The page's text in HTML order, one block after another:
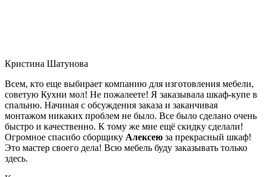
Кристина Шатунова
Всем, кто еще выбирает компанию для изготовления мебели,
советую Кухни мол! Не пожалеете! Я заказывала шкаф-купе в
спальню. Начиная с обсуждения заказа и заканчивая
монтажом никаких проблем не было. Все было сделано очень
быстро и качественно. К тому же мне ещё скидку сделали!
Огромное спасибо сборщику Алексею за прекрасный шкаф!
Это мастер своего дела! Всю мебель буду заказывать только
здесь.